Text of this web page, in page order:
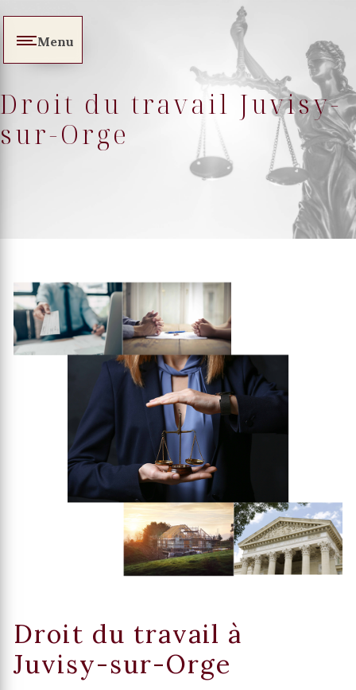
Menu
Droit du travail Juvisy-
sur-Orge
Droit du travail à
Juvisy-sur-Orge